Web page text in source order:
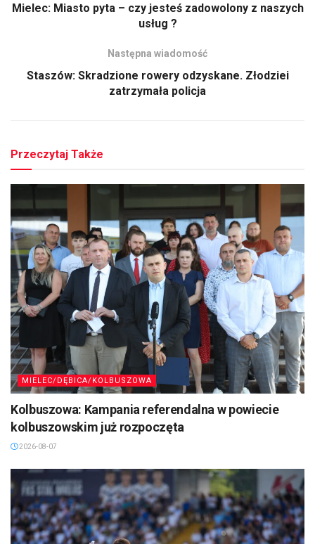
Mielec: Miasto pyta – czy jesteś zadowolony z naszych
usług ?
Następna wiadomość
Staszów: Skradzione rowery odzyskane. Złodziei
zatrzymała policja
Przeczytaj Także
MIELEC/DĘBICA/KOLBUSZOWA
Kolbuszowa: Kampania referendalna w powiecie
kolbuszowskim już rozpoczęta
2026-08-07